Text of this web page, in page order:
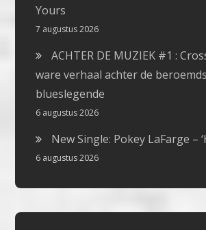
Yours
7 augustus 2026
ACHTER DE MUZIEK #1 :
ware verhaal achter de
blueslegende
6 augustus 2026
New Single: Pokey LaFarge –
6 augustus 2026